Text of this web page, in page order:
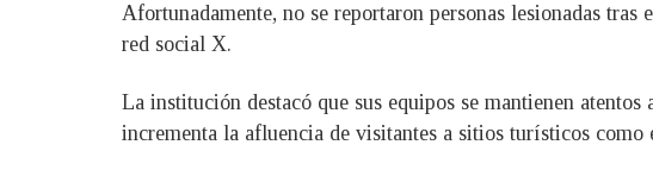
Afortunadamente, no se reportaron personas lesionadas
red social X.
La institución destacó que sus equipos se mantienen
incrementa la afluencia de visitantes a sitios turísticos como